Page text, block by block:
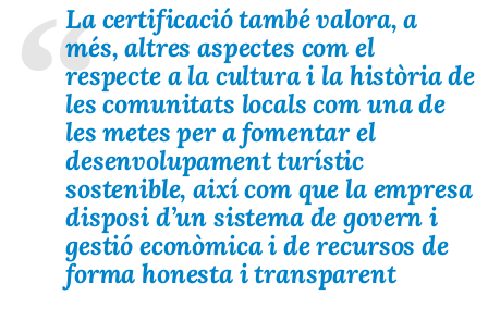
La certificació també valora, a
més, altres aspectes com el
respecte a la cultura i la història de
les comunitats locals com una de
les metes per a fomentar el
desenvolupament turístic
sostenible, així com que la empresa
disposi d’un sistema de govern i
gestió econòmica i de recursos de
forma honesta i transparent